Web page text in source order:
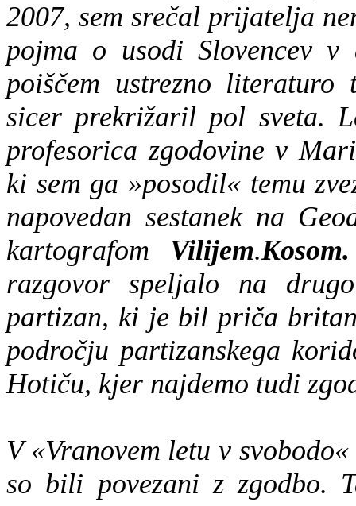
2007, sem srečal prijatelja
pojma o usodi Slovencev
poiščem ustrezno
sicer prekrižaril pol sveta.
profesorica zgodovine v
ki sem ga »posodil« temu
napovedan sestanek na
kartografom
Vilijem.Kosom.
razgovor speljalo na
partizan, ki je bil priča
področju partizanskega
Hotiču, kjer najdemo tudi
V «Vranovem letu v
so bili povezani z zgodbo.